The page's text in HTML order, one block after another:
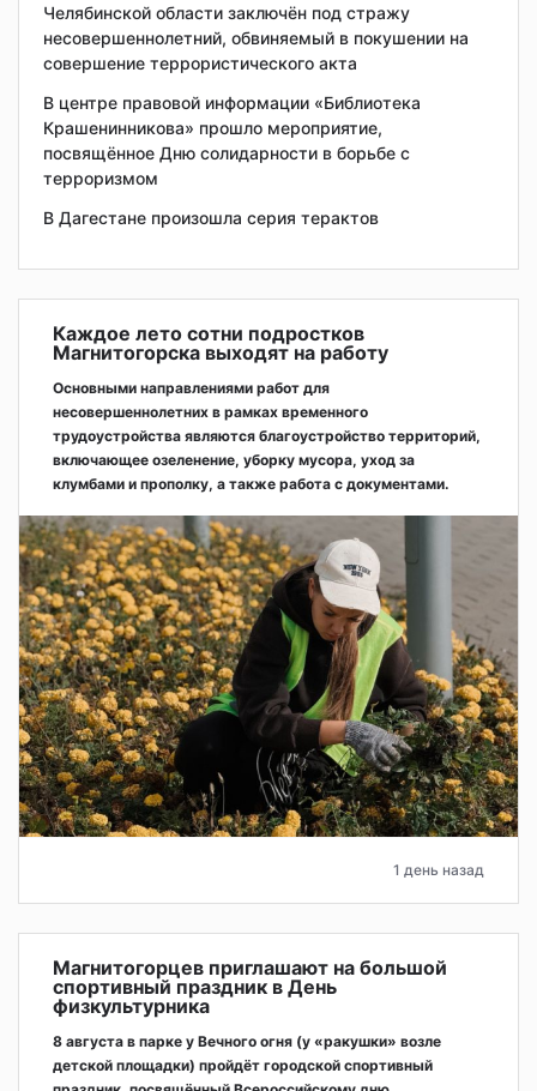
Челябинской области заключён под стражу
несовершеннолетний, обвиняемый в покушении на
совершение террористического акта
В центре правовой информации «Библиотека
Крашенинникова» прошло мероприятие,
посвящённое Дню солидарности в борьбе с
терроризмом
В Дагестане произошла серия терактов
Каждое лето сотни подростков
Магнитогорска выходят на работу
Основными направлениями работ для
несовершеннолетних в рамках временного
трудоустройства являются благоустройство территорий,
включающее озеленение, уборку мусора, уход за
клумбами и прополку, а также работа с документами.
1 день назад
Магнитогорцев приглашают на большой
спортивный праздник в День
физкультурника
8 августа в парке у Вечного огня (у «ракушки» возле
детской площадки) пройдёт городской спортивный